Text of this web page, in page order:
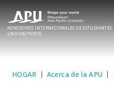
ADMISIONES ​ ​INTERNACIONALES DE ESTUDIANTES
UNIVERSITARIOS
HOGAR Acerca de la APU